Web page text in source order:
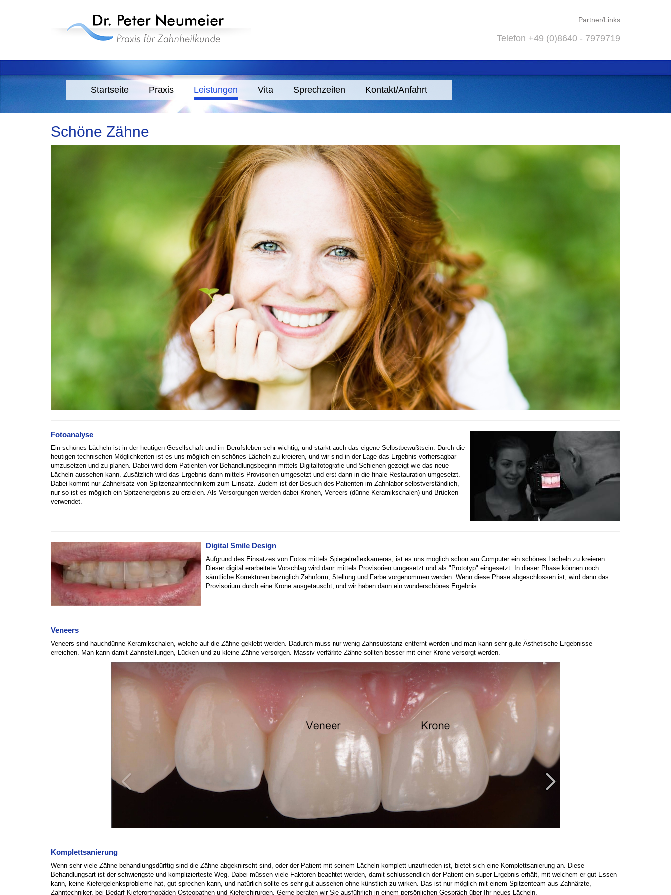
Partner/Links
Telefon +49 (0)8640 - 7979719
Startseite Praxis Leistungen Vita Sprechzeiten Kontakt/Anfahrt
Schöne Zähne
Fotoanalyse
Ein schönes Lächeln ist in der heutigen Gesellschaft und im Berufsleben sehr wichtig, und stärkt auch das eigene Selbstbewußtsein. Durch die
heutigen technischen Möglichkeiten ist es uns möglich ein schönes Lächeln zu kreieren, und wir sind in der Lage das Ergebnis vorhersagbar
umzusetzen und zu planen. Dabei wird dem Patienten vor Behandlungsbeginn mittels Digitalfotografie und Schienen gezeigt wie das neue
Lächeln aussehen kann. Zusätzlich wird das Ergebnis dann mittels Provisorien umgesetzt und erst dann in die finale Restauration umgesetzt.
Dabei kommt nur Zahnersatz von Spitzenzahntechnikern zum Einsatz. Zudem ist der Besuch des Patienten im Zahnlabor selbstverständlich,
nur so ist es möglich ein Spitzenergebnis zu erzielen. Als Versorgungen werden dabei Kronen, Veneers (dünne Keramikschalen) und Brücken
verwendet.
Digital Smile Design
Aufgrund des Einsatzes von Fotos mittels Spiegelreflexkameras, ist es uns möglich schon am Computer ein schönes Lächeln zu kreieren.
Dieser digital erarbeitete Vorschlag wird dann mittels Provisorien umgesetzt und als "Prototyp" eingesetzt. In dieser Phase können noch
sämtliche Korrekturen bezüglich Zahnform, Stellung und Farbe vorgenommen werden. Wenn diese Phase abgeschlossen ist, wird dann das
Provisorium durch eine Krone ausgetauscht, und wir haben dann ein wunderschönes Ergebnis.
Veneers
Veneers sind hauchdünne Keramikschalen, welche auf die Zähne geklebt werden. Dadurch muss nur wenig Zahnsubstanz entfernt werden und man kann sehr gute Ästhetische Ergebnisse
erreichen. Man kann damit Zahnstellungen, Lücken und zu kleine Zähne versorgen. Massiv verfärbte Zähne sollten besser mit einer Krone versorgt werden.
Komplettsanierung
Wenn sehr viele Zähne behandlungsdürftig sind die Zähne abgeknirscht sind, oder der Patient mit seinem Lächeln komplett unzufrieden ist, bietet sich eine Komplettsanierung an. Diese
Behandlungsart ist der schwierigste und komplizierteste Weg. Dabei müssen viele Faktoren beachtet werden, damit schlussendlich der Patient ein super Ergebnis erhält, mit welchem er gut Essen
kann, keine Kiefergelenksprobleme hat, gut sprechen kann, und natürlich sollte es sehr gut aussehen ohne künstlich zu wirken. Das ist nur möglich mit einem Spitzenteam aus Zahnärzte,
Zahntechniker, bei Bedarf Kieferorthopäden Osteopathen und Kieferchirurgen. Gerne beraten wir Sie ausführlich in einem persönlichen Gespräch über Ihr neues Lächeln.